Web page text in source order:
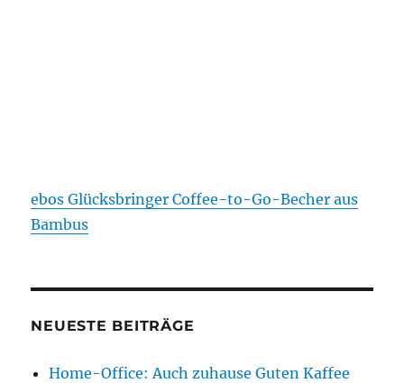
ebos Glücksbringer Coffee-to-Go-Becher aus
Bambus
NEUESTE BEITRÄGE
Home-Office: Auch zuhause Guten Kaffee